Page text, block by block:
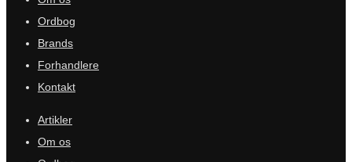
Ordbog
Brands
Forhandlere
Kontakt
Artikler
Om os